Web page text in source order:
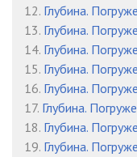
12. Глубина.
13. Глубина.
14. Глубина.
15. Глубина.
16. Глубина.
17. Глубина.
18. Глубина.
19. Глубина.